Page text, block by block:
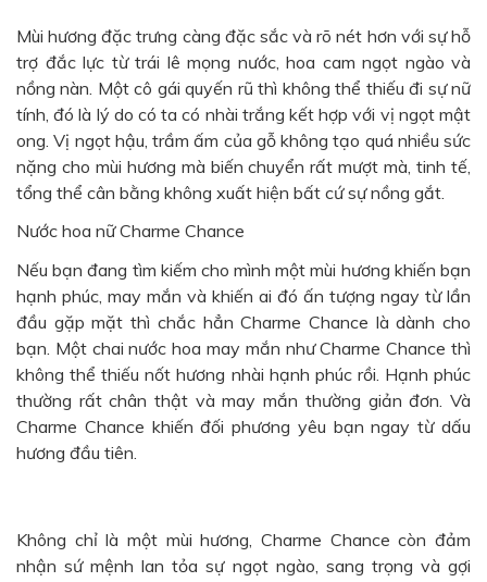
Mùi hương đặc trưng càng đặc sắc và rõ nét hơn với sự hỗ
trợ đắc lực từ trái lê mọng nước, hoa cam ngọt ngào và
nồng nàn. Một cô gái quyến rũ thì không thể thiếu đi sự nữ
tính, đó là lý do có ta có nhài trắng kết hợp với vị ngọt mật
ong. Vị ngọt hậu, trầm ấm của gỗ không tạo quá nhiều sức
nặng cho mùi hương mà biến chuyển rất mượt mà, tinh tế,
tổng thể cân bằng không xuất hiện bất cứ sự nồng gắt.
Nước hoa nữ Charme Chance
Nếu bạn đang tìm kiếm cho mình một mùi hương khiến bạn
hạnh phúc, may mắn và khiến ai đó ấn tượng ngay từ lần
đầu gặp mặt thì chắc hẳn Charme Chance là dành cho
bạn. Một chai nước hoa may mắn như Charme Chance thì
không thể thiếu nốt hương nhài hạnh phúc rồi. Hạnh phúc
thường rất chân thật và may mắn thường giản đơn. Và
Charme Chance khiến đối phương yêu bạn ngay từ dấu
hương đầu tiên.
Không chỉ là một mùi hương, Charme Chance còn đảm
nhận sứ mệnh lan tỏa sự ngọt ngào, sang trọng và gợi